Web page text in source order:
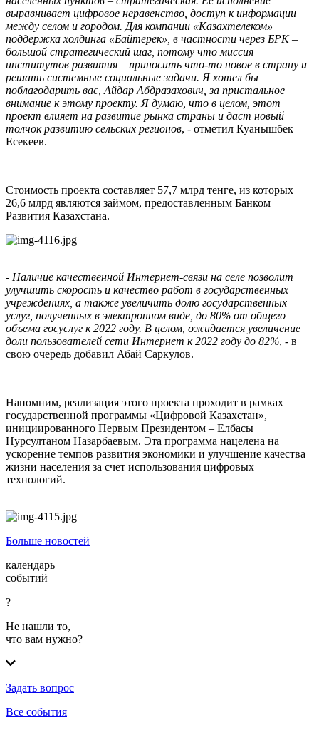
выравнивает цифровое неравенство, доступ к информации
между селом и городом. Для компании «Казахтелеком»
поддержка холдинга «Байтерек», в частности через БРК –
большой стратегический шаг, потому что миссия
институтов развития – приносить что-то новое в страну и
решать системные социальные задачи. Я хотел бы
поблагодарить вас, Айдар Абдразахович, за пристальное
внимание к этому проекту. Я думаю, что в целом, этот
проект влияет на развитие рынка страны и даст новый
толчок развитию сельских регионов, - отметил Куанышбек
Есекеев.
Стоимость проекта составляет 57,7 млрд тенге, из которых
26,6 млрд являются займом, предоставленным Банком
Развития Казахстана.
- Наличие качественной Интернет-связи на селе позволит
улучшить скорость и качество работ в государственных
учреждениях, а также увеличить долю государственных
услуг, полученных в электронном виде, до 80% от общего
объема госуслуг к 2022 году. В целом, ожидается увеличение
доли пользователей сети Интернет к 2022 году до 82%, - в
свою очередь добавил Абай Саркулов.
Напомним, реализация этого проекта проходит в рамках
государственной программы «Цифровой Казахстан»,
инициированного Первым Президентом – Елбасы
Нурсултаном Назарбаевым. Эта программа нацелена на
ускорение темпов развития экономики и улучшение качества
жизни населения за счет использования цифровых
технологий.
Больше новостей
календарь
событий
?
Не нашли то,
что вам нужно?
Задать вопрос
Все события